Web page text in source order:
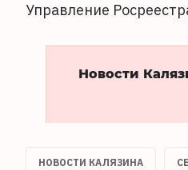
Управление
Новости
НОВОСТИ КАЛЯЗИНА